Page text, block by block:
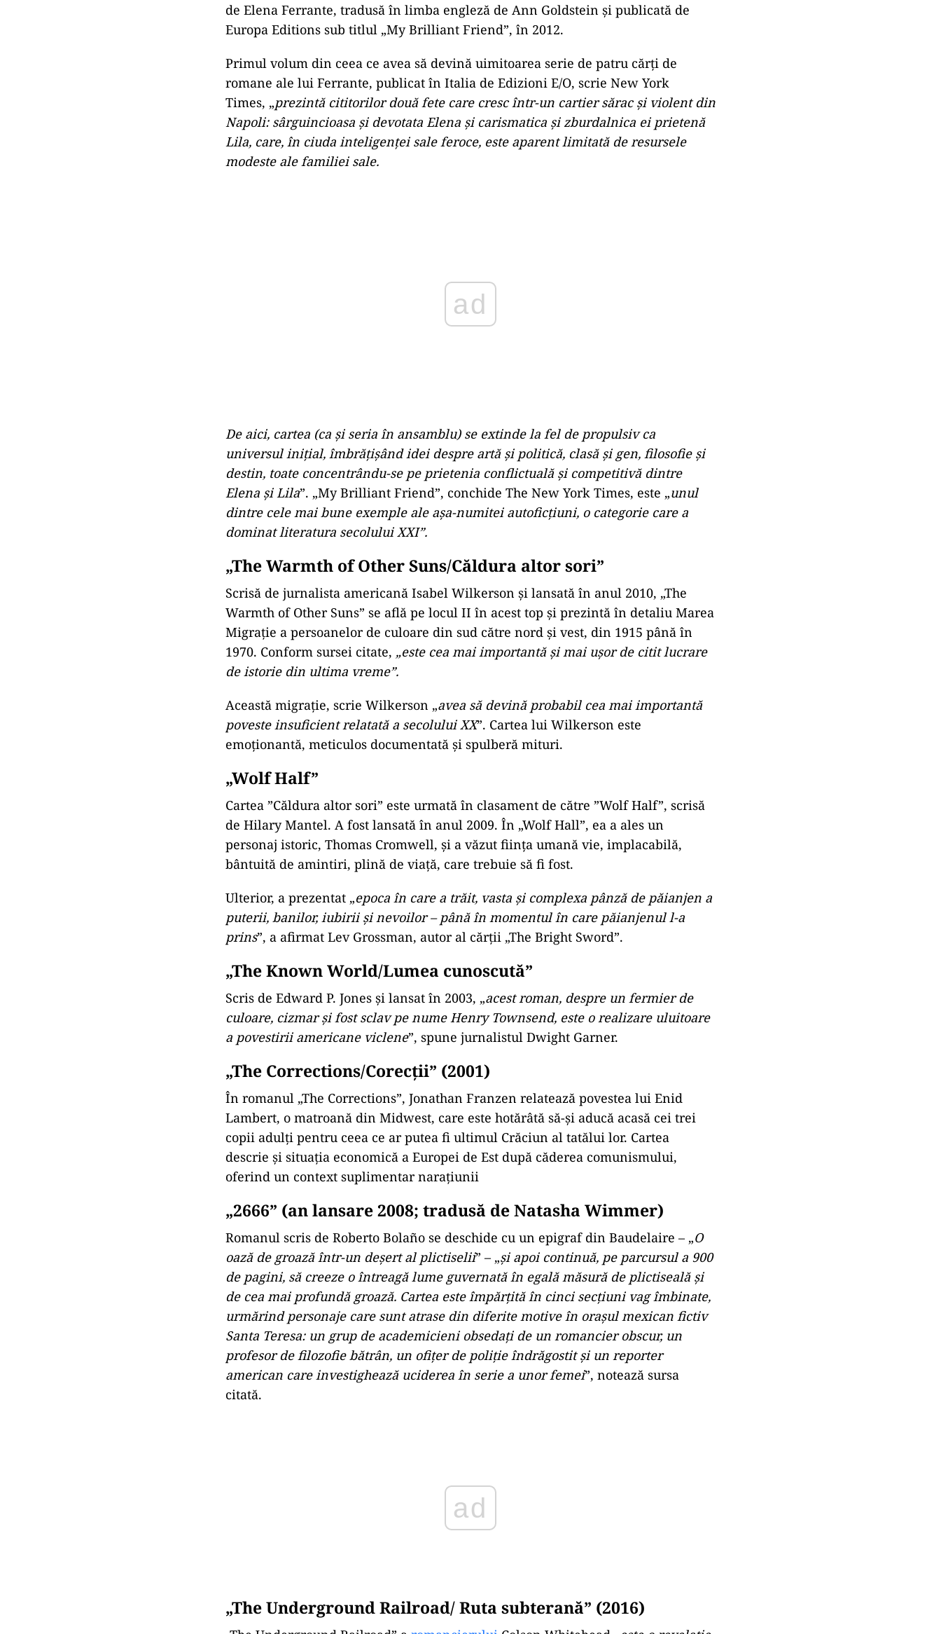
de Elena Ferrante, tradusă în limba engleză de Ann Goldstein și publicată de
Europa Editions sub titlul „My Brilliant Friend”, în 2012.
Primul volum din ceea ce avea să devină uimitoarea serie de patru cărți de
romane ale lui Ferrante, publicat în Italia de Edizioni E/O, scrie New York
Times, „prezintă cititorilor două fete care cresc într-un cartier sărac și violent din
Napoli: sârguincioasa și devotata Elena și carismatica și zburdalnica ei prietenă
Lila, care, în ciuda inteligenței sale feroce, este aparent limitată de resursele
modeste ale familiei sale.
De aici, cartea (ca și seria în ansamblu) se extinde la fel de propulsiv ca
universul inițial, îmbrățișând idei despre artă și politică, clasă și gen, filosofie și
destin, toate concentrându-se pe prietenia conflictuală și competitivă dintre
Elena și Lila”. „My Brilliant Friend”, conchide The New York Times, este „unul
dintre cele mai bune exemple ale așa-numitei autoficțiuni, o categorie care a
dominat literatura secolului XXI”.
„The Warmth of Other Suns/Căldura altor sori”
Scrisă de jurnalista americană Isabel Wilkerson și lansată în anul 2010, „The
Warmth of Other Suns” se află pe locul II în acest top și prezintă în detaliu Marea
Migrație a persoanelor de culoare din sud către nord și vest, din 1915 până în
1970. Conform sursei citate, „este cea mai importantă și mai ușor de citit lucrare
de istorie din ultima vreme”.
Această migrație, scrie Wilkerson „avea să devină probabil cea mai importantă
poveste insuficient relatată a secolului XX”. Cartea lui Wilkerson este
emoționantă, meticulos documentată și spulberă mituri.
„Wolf Half”
Cartea ”Căldura altor sori” este urmată în clasament de către ”Wolf Half”, scrisă
de Hilary Mantel. A fost lansată în anul 2009. În „Wolf Hall”, ea a ales un
personaj istoric, Thomas Cromwell, și a văzut ființa umană vie, implacabilă,
bântuită de amintiri, plină de viață, care trebuie să fi fost.
Ulterior, a prezentat „epoca în care a trăit, vasta și complexa pânză de păianjen a
puterii, banilor, iubirii și nevoilor – până în momentul în care păianjenul l-a
prins”, a afirmat Lev Grossman, autor al cărții „The Bright Sword”.
„The Known World/Lumea cunoscută”
Scris de Edward P. Jones și lansat în 2003, „acest roman, despre un fermier de
culoare, cizmar și fost sclav pe nume Henry Townsend, este o realizare uluitoare
a povestirii americane viclene”, spune jurnalistul Dwight Garner.
„The Corrections/Corecții” (2001)
În romanul „The Corrections”, Jonathan Franzen relatează povestea lui Enid
Lambert, o matroană din Midwest, care este hotărâtă să-și aducă acasă cei trei
copii adulți pentru ceea ce ar putea fi ultimul Crăciun al tatălui lor. Cartea
descrie și situația economică a Europei de Est după căderea comunismului,
oferind un context suplimentar narațiunii
„2666” (an lansare 2008; tradusă de Natasha Wimmer)
Romanul scris de Roberto Bolaño se deschide cu un epigraf din Baudelaire – „O
oază de groază într-un deșert al plictiselii” – „și apoi continuă, pe parcursul a 900
de pagini, să creeze o întreagă lume guvernată în egală măsură de plictiseală și
de cea mai profundă groază. Cartea este împărțită în cinci secțiuni vag îmbinate,
urmărind personaje care sunt atrase din diferite motive în orașul mexican fictiv
Santa Teresa: un grup de academicieni obsedați de un romancier obscur, un
profesor de filozofie bătrân, un ofițer de poliție îndrăgostit și un reporter
american care investighează uciderea în serie a unor femei”, notează sursa
citată.
ad
„The Underground Railroad/ Ruta subterană” (2016)